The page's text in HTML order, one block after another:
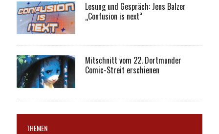
Lesung und Gespräch: Jens Balzer
„Confusion is next“
Mitschnitt vom 22. Dortmunder
Comic-Streit erschienen
THEMEN